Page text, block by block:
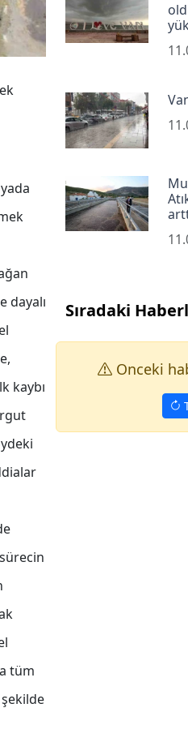
dayalı
kaybı
tüm
Sıradaki
Onceki